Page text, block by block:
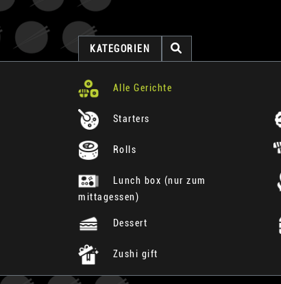
KATEGORIEN
Alle Gerichte
Starters
Rolls
Lunch box (nur zum
mittagessen)
Dessert
Zushi gift